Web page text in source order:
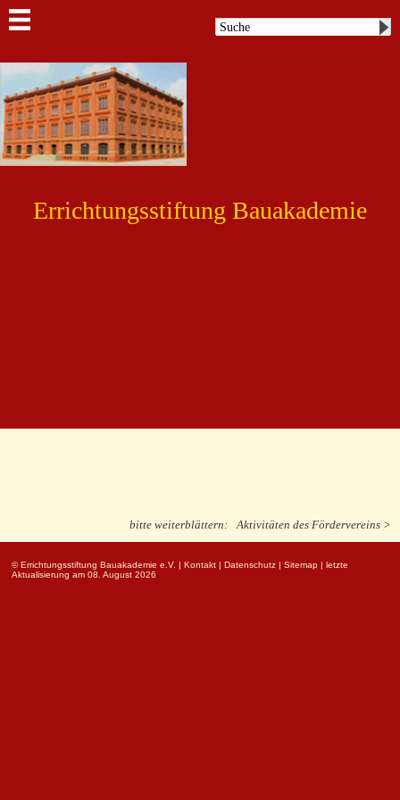
Errichtungsstiftung Bauakademie
Aktivitäten des Fördervereins >
bitte weiterblättern:
© Errichtungsstiftung Bauakademie e.V. | Kontakt | Datenschutz | Sitemap | letzte
Aktualisierung am 08. August 2026